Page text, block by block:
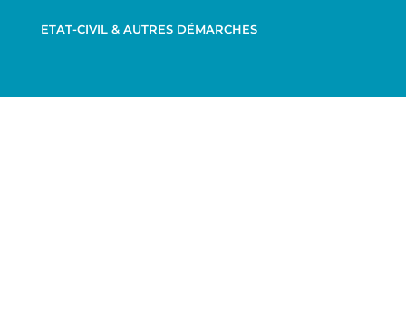
ETAT-CIVIL & AUTRES DÉMARCHES